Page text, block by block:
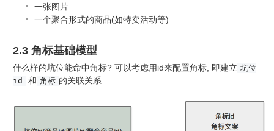
一张图片
一个聚合形式的商品(如特卖活动等)
2.3 角标基础模型
什么样的坑位能命中角标? 可以考虑用id来配置角标, 即建立 坑位
id
和 角标 的关联关系